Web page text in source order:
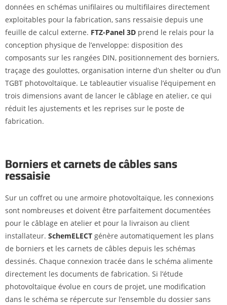
données en schémas unifilaires ou multifilaires directement
exploitables pour la fabrication, sans ressaisie depuis une
feuille de calcul externe. FTZ-Panel 3D prend le relais pour la
conception physique de l’enveloppe: disposition des
composants sur les rangées DIN, positionnement des borniers,
traçage des goulottes, organisation interne d’un shelter ou d’un
TGBT photovoltaïque. Le tableautier visualise l’équipement en
trois dimensions avant de lancer le câblage en atelier, ce qui
réduit les ajustements et les reprises sur le poste de
fabrication.
Borniers et carnets de câbles sans
ressaisie
Sur un coffret ou une armoire photovoltaïque, les connexions
sont nombreuses et doivent être parfaitement documentées
pour le câblage en atelier et pour la livraison au client
installateur. SchemELECT génère automatiquement les plans
de borniers et les carnets de câbles depuis les schémas
dessinés. Chaque connexion tracée dans le schéma alimente
directement les documents de fabrication. Si l’étude
photovoltaïque évolue en cours de projet, une modification
dans le schéma se répercute sur l’ensemble du dossier sans